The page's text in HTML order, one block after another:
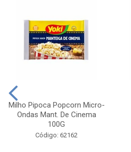
Milho Pipoca Popcorn Micro-
Ondas Mant. De Cinema
100G
Código: 62162